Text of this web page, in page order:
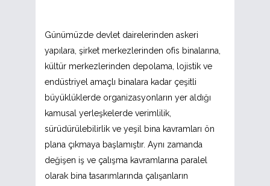
Günümüzde devlet dairelerinden askeri
yapılara, şirket merkezlerinden ofis binalarına,
kültür merkezlerinden depolama, lojistik ve
endüstriyel amaçlı binalara kadar çeşitli
büyüklüklerde organizasyonların yer aldığı
kamusal yerleşkelerde verimlilik,
sürüdürülebilirlik ve yeşil bina kavramları ön
plana çıkmaya başlamıştır. Aynı zamanda
değişen iş ve çalışma kavramlarına paralel
olarak bina tasarımlarında çalışanların